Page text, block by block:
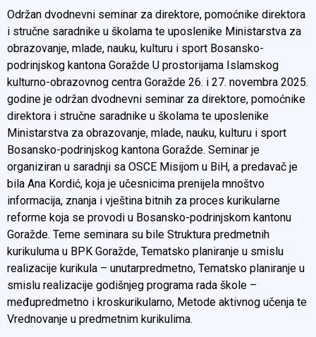
Održan dvodnevni seminar za direktore, pomoćnike direktora
i stručne saradnike u školama te uposlenike Ministarstva za
obrazovanje, mlade, nauku, kulturu i sport Bosansko-
podrinjskog kantona Goražde U prostorijama Islamskog
kulturno-obrazovnog centra Goražde 26. i 27. novembra 2025.
godine je održan dvodnevni seminar za direktore, pomoćnike
direktora i stručne saradnike u školama te uposlenike
Ministarstva za obrazovanje, mlade, nauku, kulturu i sport
Bosansko-podrinjskog kantona Goražde. Seminar je
organiziran u saradnji sa OSCE Misijom u BiH, a predavač je
bila Ana Kordić, koja je učesnicima prenijela mnoštvo
informacija, znanja i vještina bitnih za proces kurikularne
reforme koja se provodi u Bosansko-podrinjskom kantonu
Goražde. Teme seminara su bile Struktura predmetnih
kurikuluma u BPK Goražde, Tematsko planiranje u smislu
realizacije kurikula – unutarpredmetno, Tematsko planiranje u
smislu realizacije godišnjeg programa rada škole –
međupredmetno i kroskurikularno, Metode aktivnog učenja te
Vrednovanje u predmetnim kurikulima.